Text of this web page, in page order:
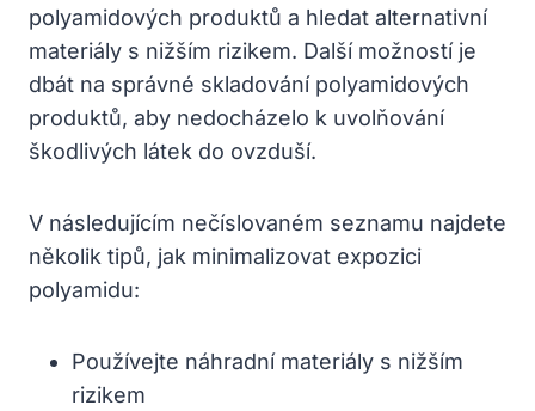
polyamidových produktů a hledat alternativní
materiály s nižším rizikem. Další možností je
dbát na správné skladování polyamidových
produktů, aby nedocházelo k uvolňování
škodlivých látek do ovzduší.
V následujícím nečíslovaném seznamu najdete
několik tipů, jak minimalizovat expozici
polyamidu:
Používejte náhradní materiály s nižším
rizikem